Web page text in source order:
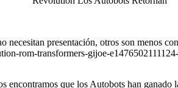
necesitan presentación, otros son menos
que los Autobots han